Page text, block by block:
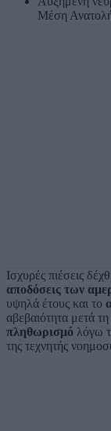
Μέση
Ισχυρές πιέσεις
αποδόσεις των
υψηλά έτους και το
αβεβαιότητα μετά τη
πληθωρισμό λόγω
της τεχνητής